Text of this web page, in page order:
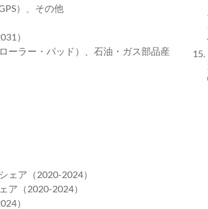
）、その他
）
ーラー・パッド）、石油・ガス部品産
ェア（2020-2024）
ア（2020-2024）
）